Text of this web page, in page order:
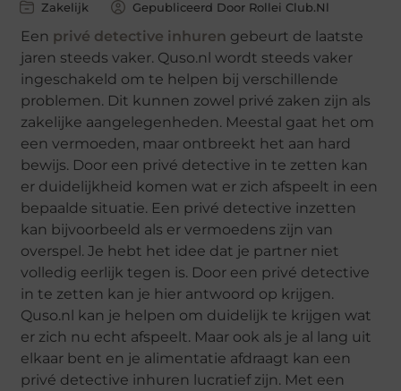
Zakelijk Gepubliceerd Door Rollei Club.nl
Een privé detective inhuren gebeurt de laatste
jaren steeds vaker. Quso.nl wordt steeds vaker
ingeschakeld om te helpen bij verschillende
problemen. Dit kunnen zowel privé zaken zijn als
zakelijke aangelegenheden. Meestal gaat het om
een vermoeden, maar ontbreekt het aan hard
bewijs. Door een privé detective in te zetten kan
er duidelijkheid komen wat er zich afspeelt in een
bepaalde situatie. Een privé detective inzetten
kan bijvoorbeeld als er vermoedens zijn van
overspel. Je hebt het idee dat je partner niet
volledig eerlijk tegen is. Door een privé detective
in te zetten kan je hier antwoord op krijgen.
Quso.nl kan je helpen om duidelijk te krijgen wat
er zich nu echt afspeelt. Maar ook als je al lang uit
elkaar bent en je alimentatie afdraagt kan een
privé detective inhuren lucratief zijn. Met een